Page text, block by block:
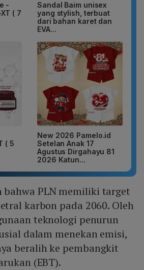
-
( 7
Sandal Baim unisex
yang stylish, terbuat
dari bahan karet dan
EVA...
( 5
New 2026 Pamelo.id
Setelan Anak 17
Agustus Dirgahayu 81
2026 Katun...
bahwa PLN memiliki target
karbon pada 2060. Oleh
teknologi penurun
dalam menekan emisi,
beralih ke pembangkit
(EBT).